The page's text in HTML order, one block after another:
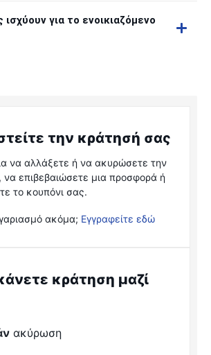
για το ενοικιαζόμενο
την κράτησή σας
να αλλάξετε ή να ακυρώσετε την
επιβεβαιώσετε μια προσφορά ή
το κουπόνι σας.
ακόμα; Εγγραφείτε εδώ
κράτηση μαζί
ακύρωση